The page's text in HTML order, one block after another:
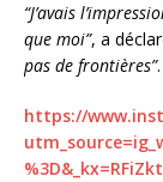
“J’avais
que moi”, a
pas de frontières”.
https://